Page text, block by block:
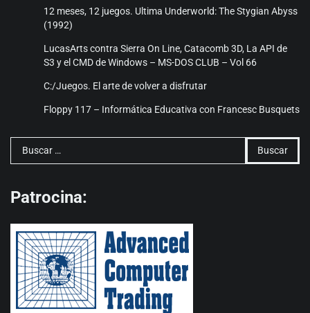
12 meses, 12 juegos. Ultima Underworld: The Stygian Abyss
(1992)
LucasArts contra Sierra On Line, Catacomb 3D, La API de
S3 y el CMD de Windows – MS-DOS CLUB – Vol 66
C:/Juegos. El arte de volver a disfrutar
Floppy 117 – Informática Educativa con Francesc Busquets
Buscar:
Patrocina: